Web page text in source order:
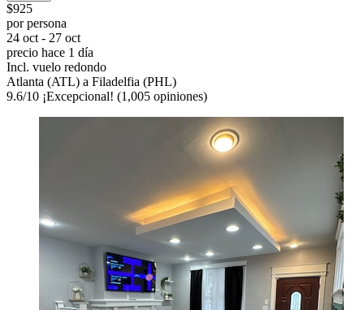
$925
por persona
24 oct - 27 oct
precio hace 1 día
Incl. vuelo redondo
Atlanta (ATL) a Filadelfia (PHL)
9.6/10 ¡Excepcional! (1,005 opiniones)